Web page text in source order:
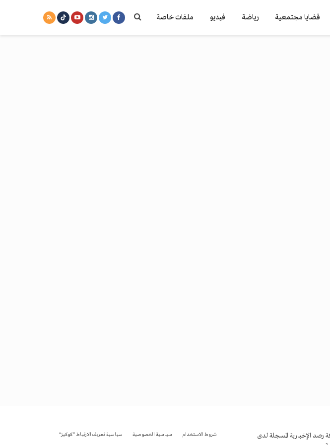
قضايا مجتمعية رياضة فيديو ملفات خاصة
رصد الإخبارية المسجلة لدى
شروط الاستخدام سياسية الخصوصية سياسية تعريف الارتباط “كوكيز”